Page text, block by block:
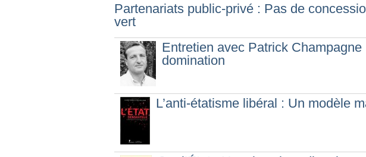
Partenariats public-privé : Pas de
vert
Entretien avec Patrick Champagne
domination
L’anti-étatisme libéral : Un modèle